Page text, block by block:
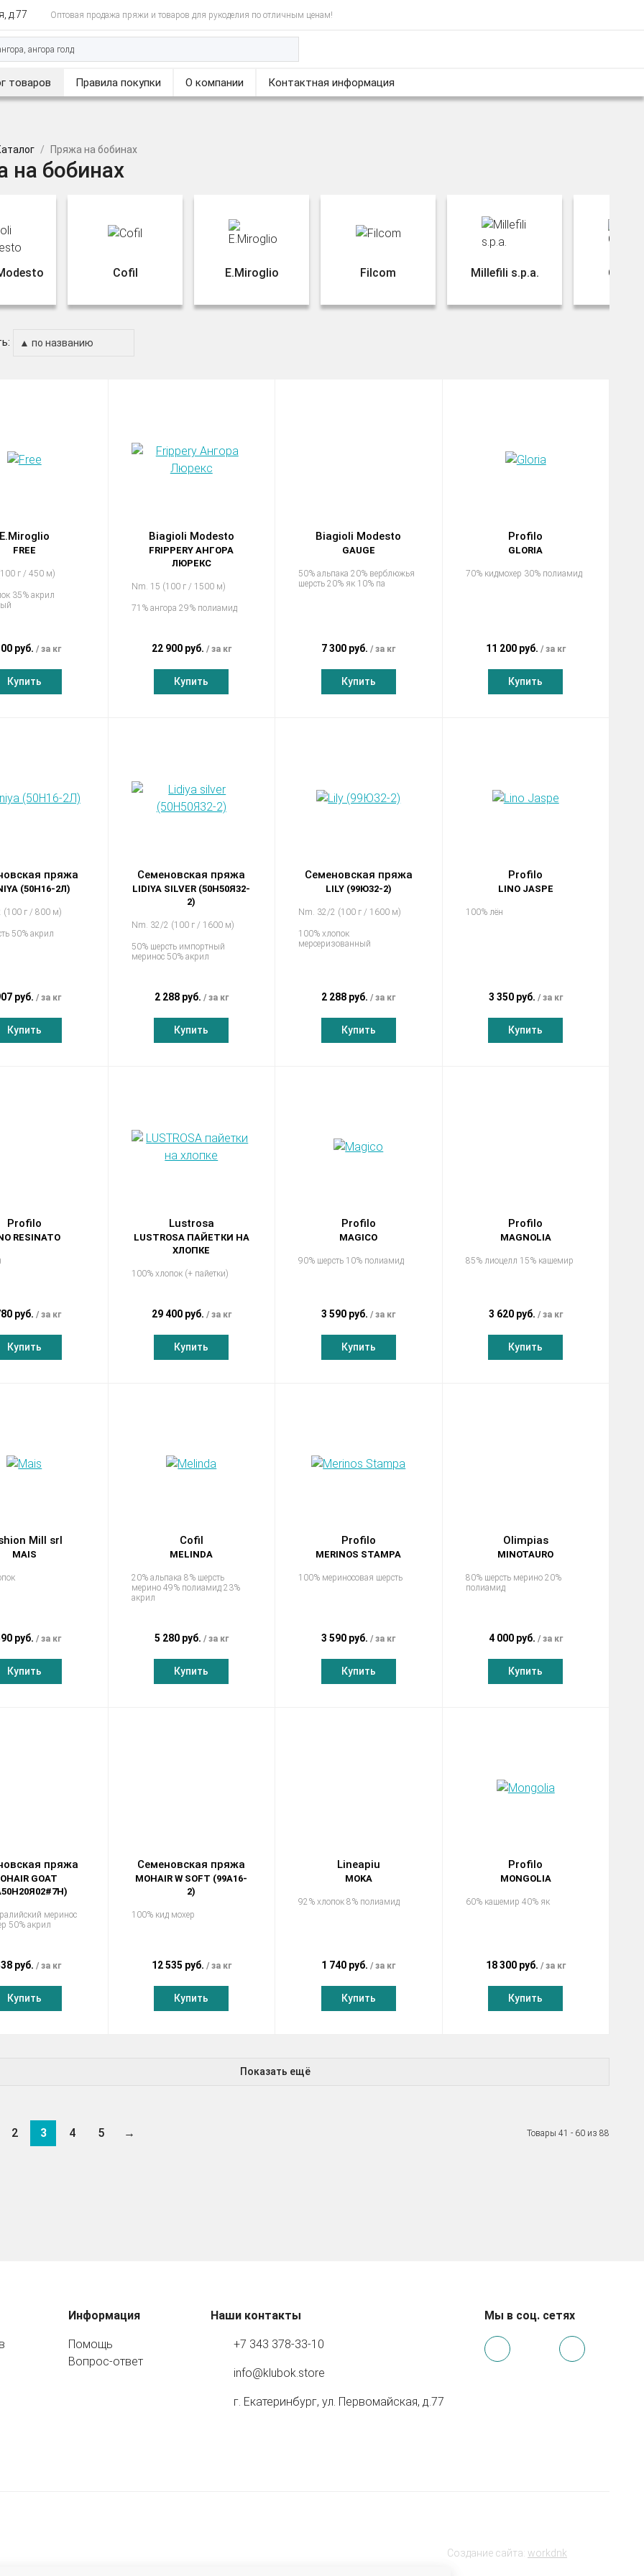
д.77 Оптовая продажа пряжи и товаров для рукоделия по отличным ценам!
товаров Правила покупки О компании Контактная информация
Пряжа на бобинах
на бобинах
Cofil E.Miroglio Filcom Millefili s.p.a.
E.Miroglio
FREE
г / 450 м)
35% акрил
руб. за кг
Купить
Biagioli Modesto
FRIPPERY АНГОРА
ЛЮРЕКС
Nm. 15 (100 г / 1500 м)
71% ангора 29% полиамид
22 900 руб. за кг
Купить
Biagioli Modesto
GAUGE
50% альпака 20% верблюжья
шерсть 20% як 10% па
7 300 руб. за кг
Купить
Profilo
GLORIA
70% кидмохер 30% полиамид
11 200 руб. за кг
Купить
пряжа
(50Н16-2Л)
(100 г / 800 м)
50% акрил
руб. за кг
Купить
Семеновская пряжа
LIDIYA SILVER (50Н50Я32-
2)
Nm. 32/2 (100 г / 1600 м)
50% шерсть импортный
меринос 50% акрил
2 288 руб. за кг
Купить
Семеновская пряжа
LILY (99Ю32-2)
Nm. 32/2 (100 г / 1600 м)
100% хлопок
мерсеризованный
2 288 руб. за кг
Купить
Profilo
LINO JASPE
100% лён
3 350 руб. за кг
Купить
Profilo
RESINATO
руб. за кг
Купить
Lustrosa
LUSTROSA ПАЙЕТКИ НА
ХЛОПКЕ
100% хлопок (+ пайетки)
29 400 руб. за кг
Купить
Profilo
MAGICO
90% шерсть 10% полиамид
3 590 руб. за кг
Купить
Profilo
MAGNOLIA
85% лиоцелл 15% кашемир
3 620 руб. за кг
Купить
Mill srl
MAIS
руб. за кг
Купить
Cofil
MELINDA
20% альпака 8% шерсть
мерино 49% полиамид 23%
акрил
5 280 руб. за кг
Купить
Profilo
MERINOS STAMPA
100% мериносовая шерсть
3 590 руб. за кг
Купить
Olimpias
MINOTAURO
80% шерсть мерино 20%
полиамид
4 000 руб. за кг
Купить
пряжа
GOAT
меринос
50% акрил
руб. за кг
Купить
Семеновская пряжа
MOHAIR W SOFT (99А16-
2)
100% кид мохер
12 535 руб. за кг
Купить
Lineapiu
MOKA
92% хлопок 8% полиамид
1 740 руб. за кг
Купить
Profilo
MONGOLIA
60% кашемир 40% як
18 300 руб. за кг
Купить
Показать ещё
Товары 41 - 60 из 88
2 3 4 5 →
Информация
Помощь
Вопрос-ответ
Наши контакты
+7 343 378-33-10
info@klubok.store
г. Екатеринбург, ул. Первомайская, д.77
Мы в соц. сетях
Создание сайта: workdnk